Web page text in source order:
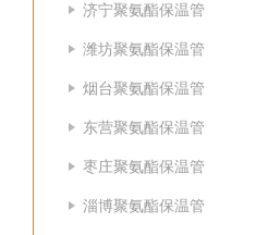
济宁聚氨酯保温管
潍坊聚氨酯保温管
烟台聚氨酯保温管
东营聚氨酯保温管
枣庄聚氨酯保温管
淄博聚氨酯保温管